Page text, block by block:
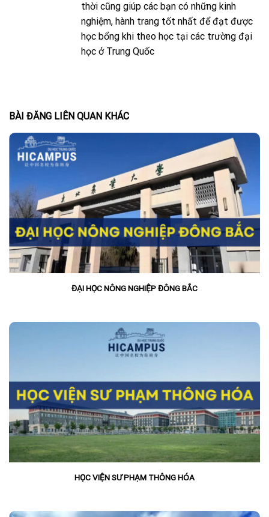
thời cũng giúp các bạn có những kinh
nghiệm, hành trang tốt nhất để đạt được
học bổng khi theo học tại các trường đại
học ở Trung Quốc
BÀI ĐĂNG LIÊN QUAN KHÁC
ĐẠI HỌC NÔNG NGHIỆP ĐÔNG BẮC
HỌC VIỆN SƯ PHẠM THÔNG HÓA